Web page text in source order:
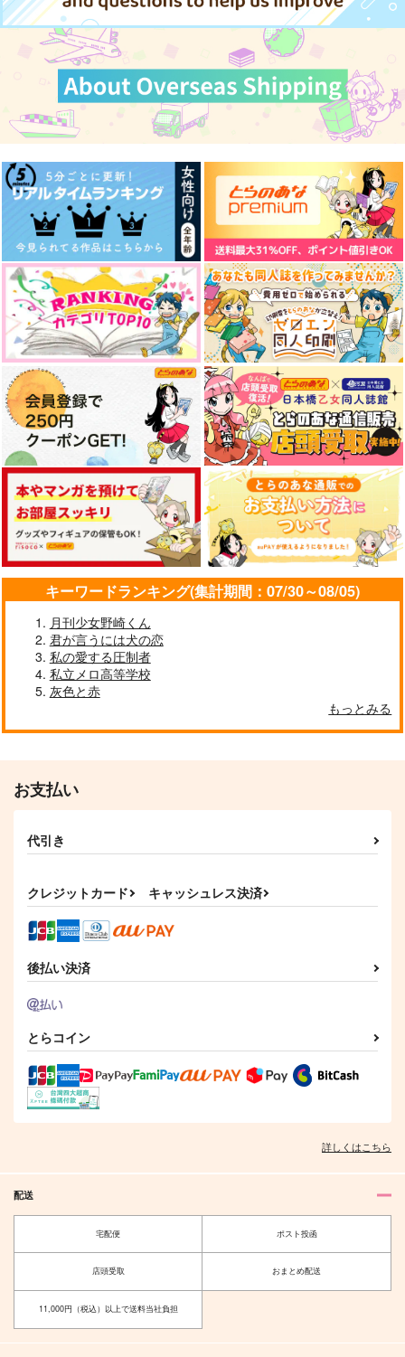
赤狼より愛を込めて
シナノガワ
（税込）
原田左之助×ぐだ子
サンプル
お手をどうぞ、王子様
d-tale
オベロン×ぐだ子
サンプル
OH MY BABY MAST
ER!
ポップコーンタイム
472円
エドモン×ぐだ子
サンプル
初期デアの斎藤さん
Owen
787円 （税込）
斎藤一
サンプル
作品詳細
ブルーモーメント
Owen
629円（税込）
斎藤一
サンプル
作品詳細
先生！続けて下さ
い！！
なんか
1,100円（税込）
土方歳三×斎藤一
サンプル
作品詳細
ENDLESS
水曜日のマーメイド
4,400円（税込）
土方歳三×斎藤一
サンプル
作品詳細
猫飼家
オベロン×ぐだ子
サンプル
キーワードランキング(集計期間：07/30～08/05)
月刊少女野崎くん
君が言うには犬の恋
私の愛する圧制者
私立メロ高等学校
灰色と赤
もっとみる
お支払い
代引き
クレジットカード キャッシュレス決済
後払い決済
とらコイン
詳しくはこちら
配送
宅配便 ポスト投函
店頭受取 おまとめ配送
11,000円（税込）以上で送料当社負担